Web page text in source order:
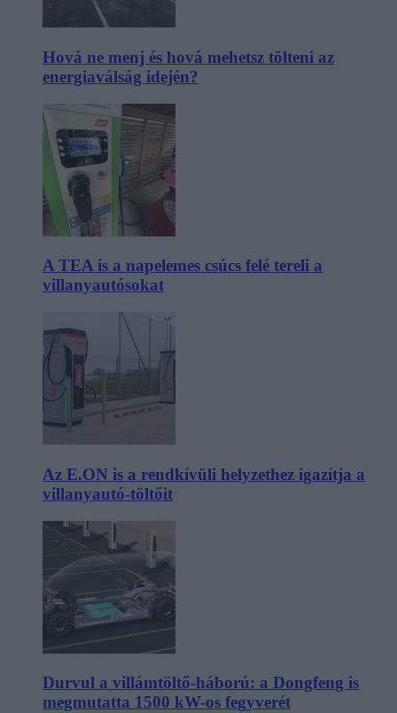
Hová ne menj és hová mehetsz tölteni az
energiaválság idején?
A TEA is a napelemes csúcs felé tereli a
villanyautósokat
Az E.ON is a rendkívüli helyzethez igazítja a
villanyautó-töltőit
Durvul a villámtöltő-háború: a Dongfeng is
megmutatta 1500 kW-os fegyverét